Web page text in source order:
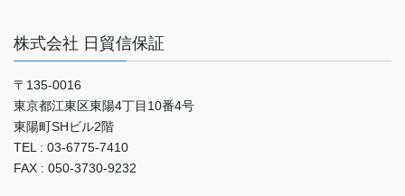
株式会社 日貿信保証
〒135-0016
東京都江東区東陽4丁目10番4号
東陽町SHビル2階
TEL : 03-6775-7410
FAX : 050-3730-9232